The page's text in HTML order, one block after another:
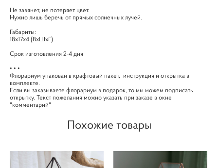
Не завянет, не потеряет цвет.
Нужно лишь беречь от прямых солнечных лучей.
Габариты:
18х17х4 (ВхШхГ)
Срок изготовления 2-4 дня
• • •
Флорариум упакован в крафтовый пакет, инструкция и открытка в
комплекте.
Если вы заказываете флорариум в подарок, то мы можем подписать
открытку. Текст пожелания можно указать при заказе в окне
"комментарий"
Похожие товары